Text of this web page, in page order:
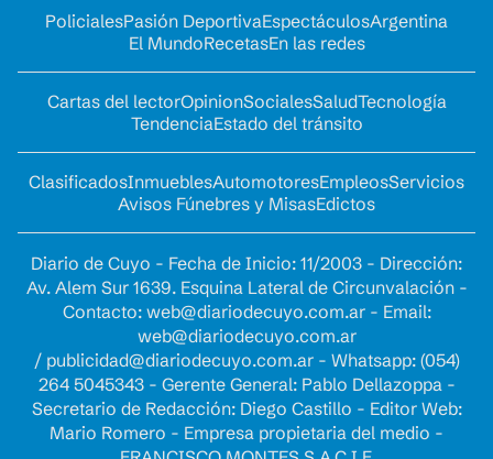
PolicialesPasión DeportivaEspectáculosArgentina
El MundoRecetasEn las redes
Cartas del lectorOpinionSocialesSaludTecnología
TendenciaEstado del tránsito
ClasificadosInmueblesAutomotoresEmpleosServicios
Avisos Fúnebres y MisasEdictos
Diario de Cuyo - Fecha de Inicio: 11/2003 - Dirección:
Av. Alem Sur 1639. Esquina Lateral de Circunvalación -
Contacto: web@diariodecuyo.com.ar- Email:
web@diariodecuyo.com.ar
/ publicidad@diariodecuyo.com.ar- Whatsapp: (054)
264 5045343 - Gerente General: Pablo Dellazoppa -
Secretario de Redacción: Diego Castillo - Editor Web:
Mario Romero - Empresa propietaria del medio -